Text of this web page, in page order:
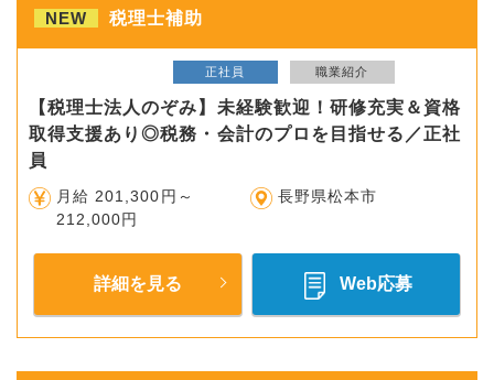
NEW 税理士補助
正社員 職業紹介
【税理士法人のぞみ】未経験歓迎！研修充実＆資格
取得支援あり◎税務・会計のプロを目指せる／正社
員
月給 201,300円～
212,000円
長野県松本市
詳細を見る Web応募